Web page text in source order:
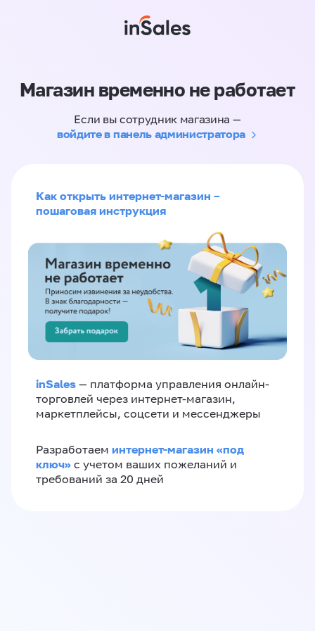
Магазин временно не работает
Если вы сотрудник магазина —
войдите в панель администратора
Как открыть интернет-магазин –
пошаговая инструкция
inSales — платформа управления онлайн-
торговлей через интернет-магазин,
маркетплейсы, соцсети и мессенджеры
Разработаем интернет-магазин «‎под
ключ»‎ с учетом ваших пожеланий и
требований за 20 дней